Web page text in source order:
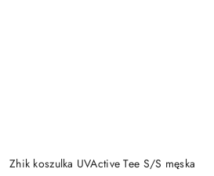
Zhik koszulka UVActive Tee S/S męska